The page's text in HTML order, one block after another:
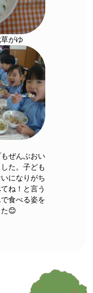
がゆ
ぜんぶおい
た。子ども
になりがち
ね！と言う
食べる姿を
😊